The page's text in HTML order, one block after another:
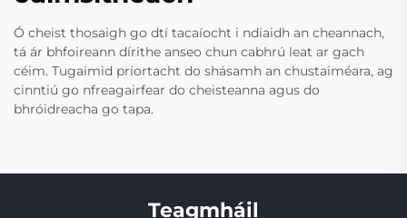
Ó cheist thosaigh go dtí tacaíocht i ndiaidh an cheannach,
tá ár bhfoireann dírithe anseo chun cabhrú leat ar gach
céim. Tugaimid priortacht do shásamh an chustaiméara, ag
cinntiú go nfreagairfear do cheisteanna agus do
bhróidreacha go tapa.
Teagmháil